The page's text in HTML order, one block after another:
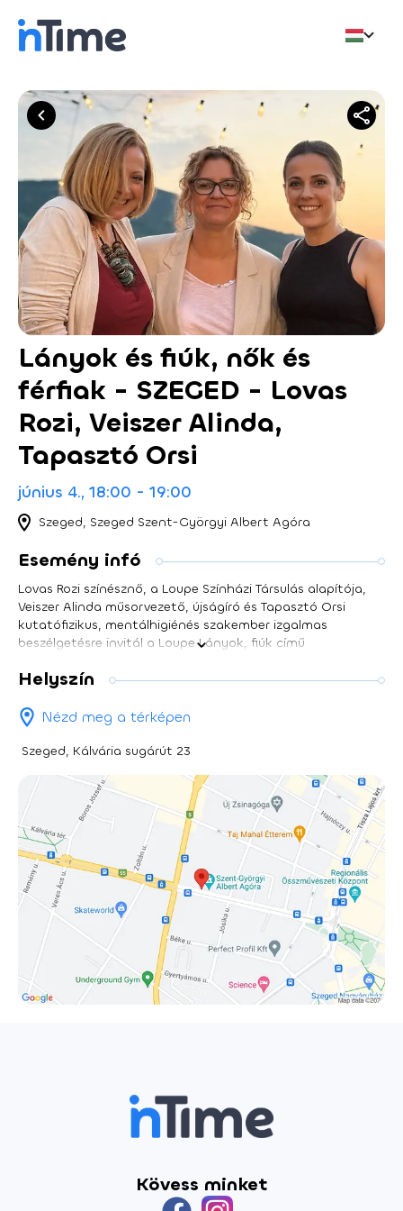
Lányok és fiúk, nők és
férfiak - SZEGED - Lovas
Rozi, Veiszer Alinda,
Tapasztó Orsi
június 4., 18:00 - 19:00
Szeged, Szeged Szent-Györgyi Albert Agóra
Esemény infó
Lovas Rozi színésznő, a Loupe Színházi Társulás alapítója,
Veiszer Alinda műsorvezető, újságíró és Tapasztó Orsi
kutatófizikus, mentálhigiénés szakember izgalmas
beszélgetésre invitál a Loupe Lányok, fiúk című
patriarchális berendezkedés családi életre gyakorolt
ennek párkapcsolatra vetített következményeiről; és hogy
miként találhatunk egyensúlyt karrier és család között a
modern korban. Az interaktív eseményen a közönség is
Egyedülálló lehetőség, hogy három inspiráló nő
szemszögéből ismerjük meg a mai családok, nők és férfiak
kihívásait és lehetőségeit!
Helyszín
Nézd meg a térképen
Szeged, Kálvária sugárút 23
Kövess minket